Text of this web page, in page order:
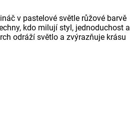
v pastelové světle růžové barvě
kdo milují styl, jednoduchost a
odráží světlo a zvýrazňuje krásu